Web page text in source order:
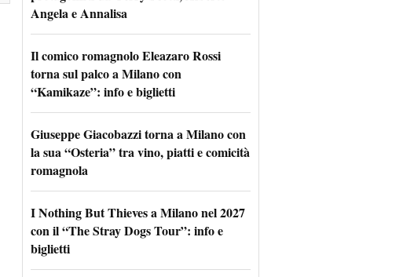
Angela e Annalisa
Il comico romagnolo Eleazaro Rossi
torna sul palco a Milano con
“Kamikaze”: info e biglietti
Giuseppe Giacobazzi torna a Milano con
la sua “Osteria” tra vino, piatti e comicità
romagnola
I Nothing But Thieves a Milano nel 2027
con il “The Stray Dogs Tour”: info e
biglietti